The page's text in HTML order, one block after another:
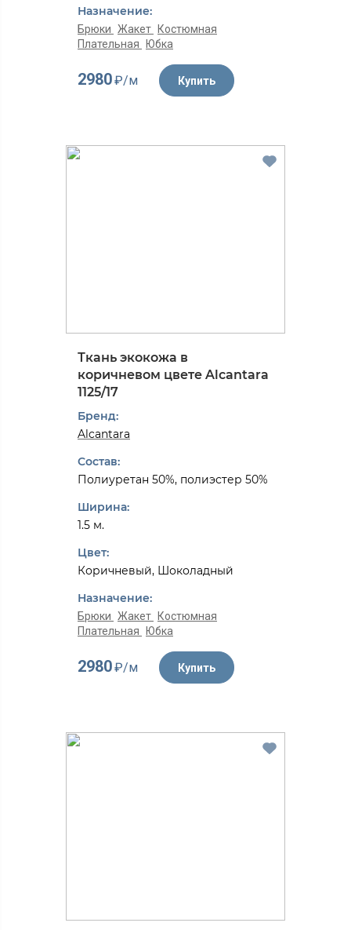
Назначение:
Брюки Жакет
Костюмная
Плательная
Юбка
2980₽/м Купить
Ткань экокожа в
коричневом цвете Alcantarа
1125/17
Бренд:
Alcantarа
Состав:
Полиуретан 50%, полиэстер 50%
Ширина:
1.5 м.
Цвет:
Коричневый, Шоколадный
Назначение:
Брюки Жакет
Костюмная
Плательная
Юбка
2980₽/м Купить